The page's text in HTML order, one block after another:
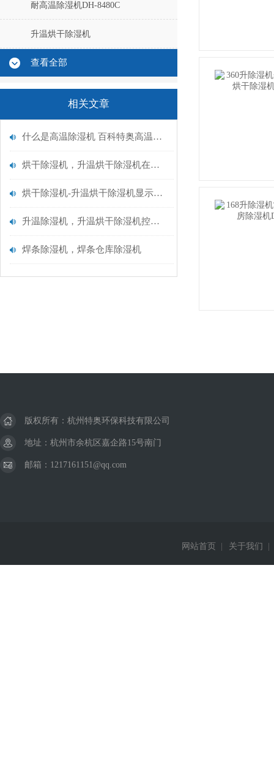
耐高温除湿机DH-8480C
升温烘干除湿机
查看全部
相关文章
什么是高温除湿机 百科特奥高温除湿机
烘干除湿机，升温烘干除湿机在面条厂的使用效果
烘干除湿机-升温烘干除湿机显示屏不亮（不通电检修方法）
升温除湿机，升温烘干除湿机控制面板显示上运行图标闪烁不启动
焊条除湿机，焊条仓库除湿机
版权所有：杭州特奥环保科技有限公司
地址：杭州市余杭区嘉企路15号南门
邮箱：1217161151@qq.com
网站首页 关于我们